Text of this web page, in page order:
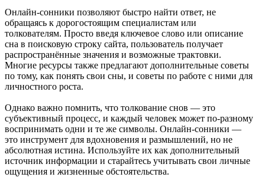
Онлайн-сонники позволяют быстро найти ответ, не
обращаясь к дорогостоящим специалистам или
толкователям. Просто введя ключевое слово или описание
сна в поисковую строку сайта, пользователь получает
распространённые значения и возможные трактовки.
Многие ресурсы также предлагают дополнительные советы
по тому, как понять свои сны, и советы по работе с ними для
личностного роста.
Однако важно помнить, что толкование снов — это
субъективный процесс, и каждый человек может по-разному
воспринимать одни и те же символы. Онлайн-сонники —
это инструмент для вдохновения и размышлений, но не
абсолютная истина. Используйте их как дополнительный
источник информации и старайтесь учитывать свои личные
ощущения и жизненные обстоятельства.